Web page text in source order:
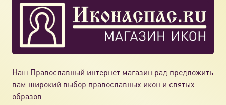
Наш Православный интернет магазин рад предложить
вам широкий выбор православных икон и святых
образов